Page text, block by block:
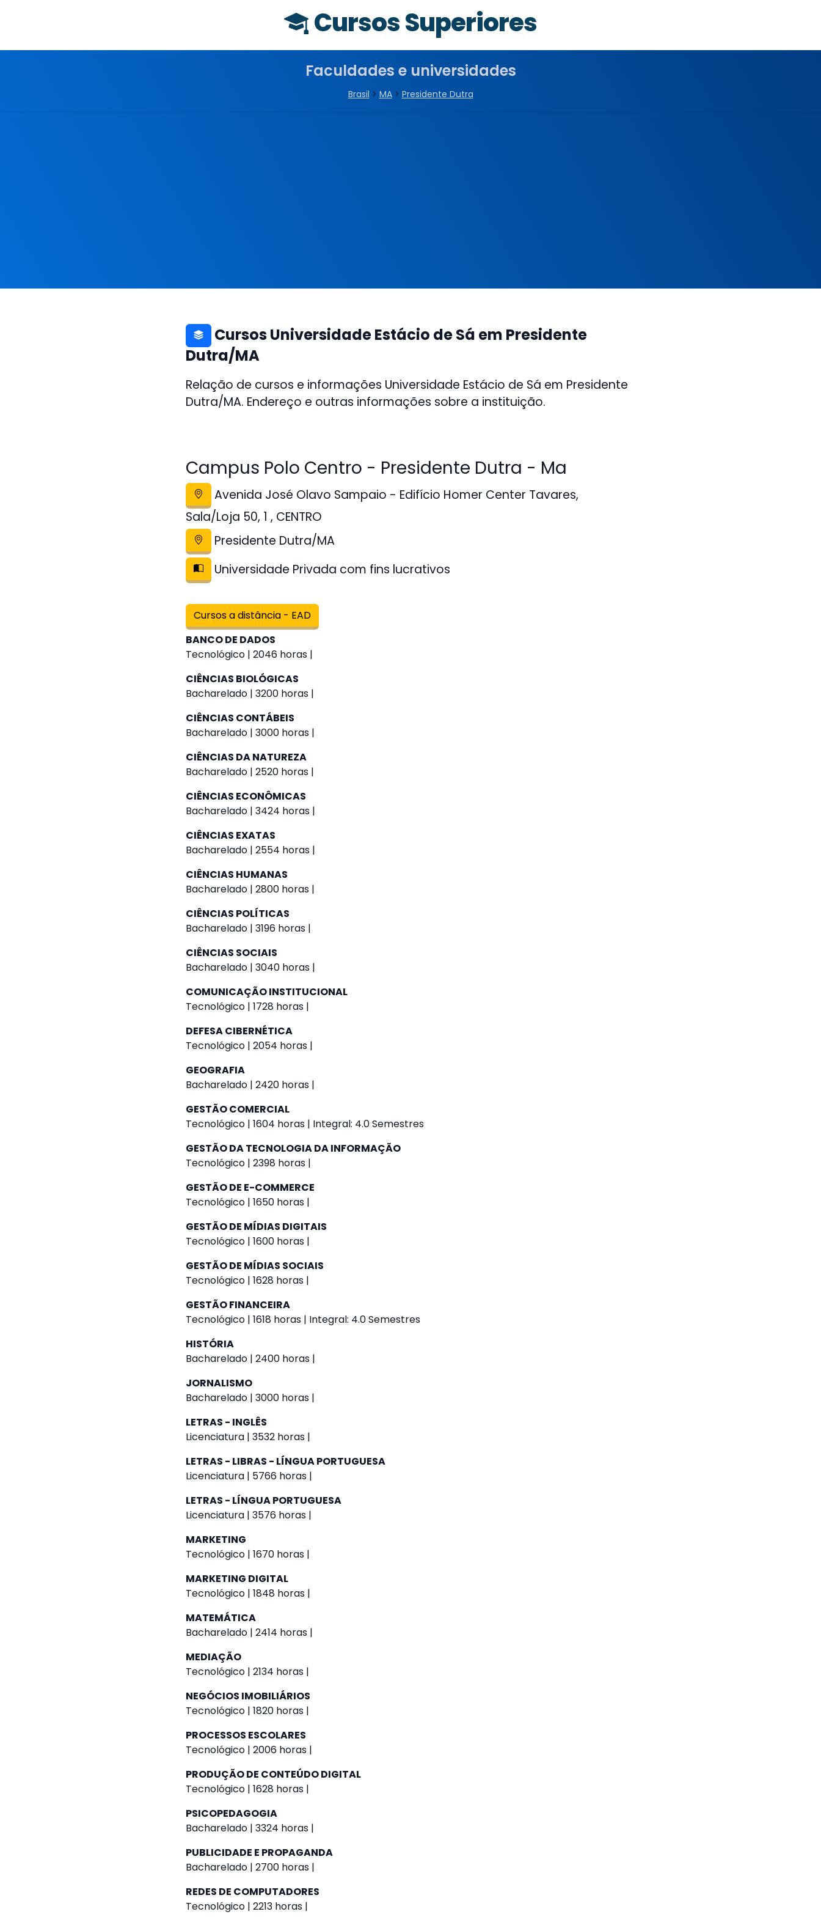
Cursos Superiores
Faculdades e universidades
Brasil > MA> Presidente Dutra
Cursos Universidade Estácio de Sá em Presidente
Dutra/MA
Relação de cursos e informações Universidade Estácio de Sá em Presidente
Dutra/MA. Endereço e outras informações sobre a instituição.
Campus Polo Centro - Presidente Dutra - Ma
Avenida José Olavo Sampaio - Edifício Homer Center Tavares,
Sala/Loja 50, 1 , CENTRO
Presidente Dutra/MA
Universidade Privada com fins lucrativos
Cursos a distância - EAD
BANCO DE DADOS
Tecnológico | 2046 horas |
CIÊNCIAS BIOLÓGICAS
Bacharelado | 3200 horas |
CIÊNCIAS CONTÁBEIS
Bacharelado | 3000 horas |
CIÊNCIAS DA NATUREZA
Bacharelado | 2520 horas |
CIÊNCIAS ECONÔMICAS
Bacharelado | 3424 horas |
CIÊNCIAS EXATAS
Bacharelado | 2554 horas |
CIÊNCIAS HUMANAS
Bacharelado | 2800 horas |
CIÊNCIAS POLÍTICAS
Bacharelado | 3196 horas |
CIÊNCIAS SOCIAIS
Bacharelado | 3040 horas |
COMUNICAÇÃO INSTITUCIONAL
Tecnológico | 1728 horas |
DEFESA CIBERNÉTICA
Tecnológico | 2054 horas |
GEOGRAFIA
Bacharelado | 2420 horas |
GESTÃO COMERCIAL
Tecnológico | 1604 horas | Integral: 4.0 Semestres
GESTÃO DA TECNOLOGIA DA INFORMAÇÃO
Tecnológico | 2398 horas |
GESTÃO DE E-COMMERCE
Tecnológico | 1650 horas |
GESTÃO DE MÍDIAS DIGITAIS
Tecnológico | 1600 horas |
GESTÃO DE MÍDIAS SOCIAIS
Tecnológico | 1628 horas |
GESTÃO FINANCEIRA
Tecnológico | 1618 horas | Integral: 4.0 Semestres
HISTÓRIA
Bacharelado | 2400 horas |
JORNALISMO
Bacharelado | 3000 horas |
LETRAS - INGLÊS
Licenciatura | 3532 horas |
LETRAS - LIBRAS - LÍNGUA PORTUGUESA
Licenciatura | 5766 horas |
LETRAS - LÍNGUA PORTUGUESA
Licenciatura | 3576 horas |
MARKETING
Tecnológico | 1670 horas |
MARKETING DIGITAL
Tecnológico | 1848 horas |
MATEMÁTICA
Bacharelado | 2414 horas |
MEDIAÇÃO
Tecnológico | 2134 horas |
NEGÓCIOS IMOBILIÁRIOS
Tecnológico | 1820 horas |
PROCESSOS ESCOLARES
Tecnológico | 2006 horas |
PRODUÇÃO DE CONTEÚDO DIGITAL
Tecnológico | 1628 horas |
PSICOPEDAGOGIA
Bacharelado | 3324 horas |
PUBLICIDADE E PROPAGANDA
Bacharelado | 2700 horas |
REDES DE COMPUTADORES
Tecnológico | 2213 horas |